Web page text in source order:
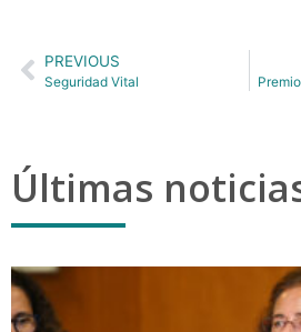
PREVIOUS
Seguridad Vital
Últimas